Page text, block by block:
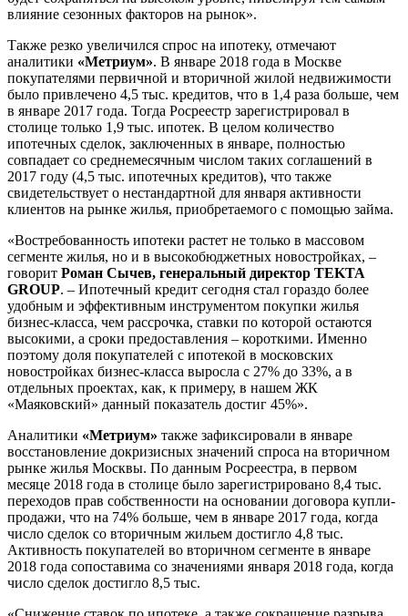
влияние сезонных факторов на рынок».
Также резко увеличился спрос на ипотеку, отмечают
аналитики «Метриум». В январе 2018 года в Москве
покупателями первичной и вторичной жилой недвижимости
было привлечено 4,5 тыс. кредитов, что в 1,4 раза больше, чем
в январе 2017 года. Тогда Росреестр зарегистрировал в
столице только 1,9 тыс. ипотек. В целом количество
ипотечных сделок, заключенных в январе, полностью
совпадает со среднемесячным числом таких соглашений в
2017 году (4,5 тыс. ипотечных кредитов), что также
свидетельствует о нестандартной для января активности
клиентов на рынке жилья, приобретаемого с помощью займа.
«Востребованность ипотеки растет не только в массовом
сегменте жилья, но и в высокобюджетных новостройках, –
говорит Роман Сычев, генеральный директор TEKTA
GROUP. – Ипотечный кредит сегодня стал гораздо более
удобным и эффективным инструментом покупки жилья
бизнес-класса, чем рассрочка, ставки по которой остаются
высокими, а сроки предоставления – короткими. Именно
поэтому доля покупателей с ипотекой в московских
новостройках бизнес-класса выросла с 27% до 33%, а в
отдельных проектах, как, к примеру, в нашем ЖК
«Маяковский» данный показатель достиг 45%».
Аналитики «Метриум» также зафиксировали в январе
восстановление докризисных значений спроса на вторичном
рынке жилья Москвы. По данным Росреестра, в первом
месяце 2018 года в столице было зарегистрировано 8,4 тыс.
переходов прав собственности на основании договора купли-
продажи, что на 74% больше, чем в январе 2017 года, когда
число сделок со вторичным жильем достигло 4,8 тыс.
Активность покупателей во вторичном сегменте в январе
2018 года сопоставима со значениями января 2018 года, когда
число сделок достигло 8,5 тыс.